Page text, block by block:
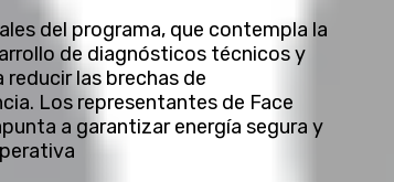
del programa, que contempla la
de diagnósticos técnicos y
las brechas de
Los representantes de Face
a garantizar energía segura y